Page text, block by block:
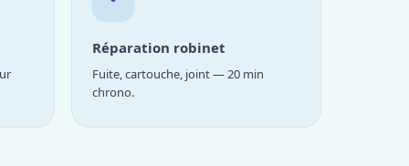
Réparation robinet
Fuite, cartouche, joint — 20 min
chrono.